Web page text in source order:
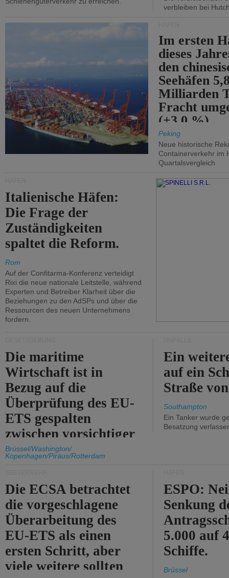
verbleiben bei
Im ersten
dieses
den
Seehäfen
Milliarden
Fracht
(+3,0 %).
Peking
Neue historische
Containerverkehr im
Quartalsvergleich
Italienische Häfen:
Die Frage der
Zuständigkeiten
spaltet die Reform.
Rom
Auf der Confitarma-Konferenz verteidigt
Rixi die neue nationale Leitstelle, während
Experten und Betreiber Klarheit über die
Beziehungen zu den AdSPs und über die
Ressourcen des neuen Unternehmens
fordern.
Die maritime
Wirtschaft ist in
Bezug auf die
Überprüfung des EU-
ETS gespalten
zwischen vorsichtiger
Unterstützung und
Kritik.
Brüssel/Washington/
Kopenhagen/Piräus/Rotterdam
Ein
auf ein
Straße
Southampton
Ein Tanker wurde
Besatzung
Die ECSA betrachtet
die vorgeschlagene
Überarbeitung des
EU-ETS als einen
ersten Schritt, aber
viele weitere sollten
ESPO:
Senkung
5.000 auf
Schiffe.
Brüssel